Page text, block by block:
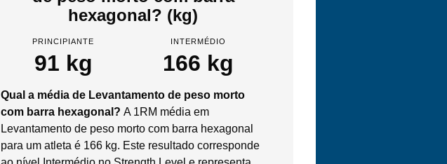
hexagonal? (kg)
PRINCIPIANTE
91 kg
INTERMÉDIO
166 kg
Qual a média de Levantamento de peso morto
com barra hexagonal? A 1RM média em
Levantamento de peso morto com barra hexagonal
para um atleta é 166 kg. Este resultado corresponde